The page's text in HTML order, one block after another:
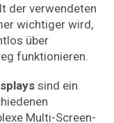
der verwendeten
wichtiger wird,
über
funktionieren.
sind ein
Multi-Screen-